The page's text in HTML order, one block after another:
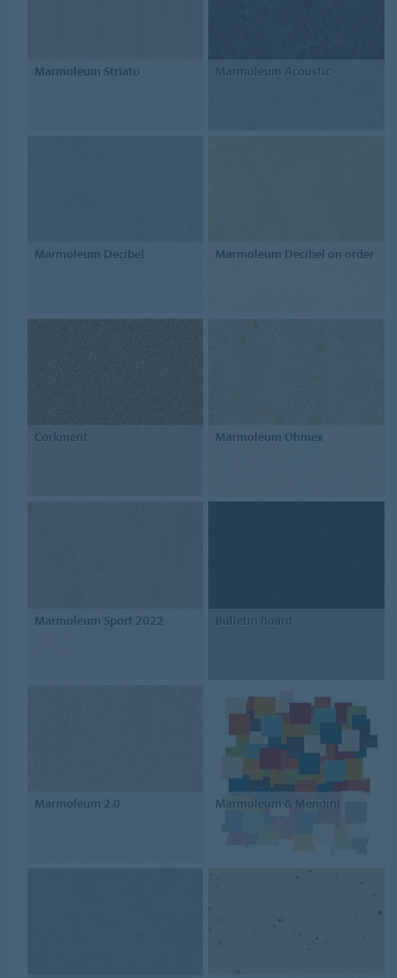
Marmoleum Striato Marmoleum Acoustic
Marmoleum Decibel Marmoleum Decibel on order
Corkment Marmoleum Ohmex
Marmoleum Sport 2022 Bulletin Board
Marmoleum 2.0 Marmoleum & Mendini